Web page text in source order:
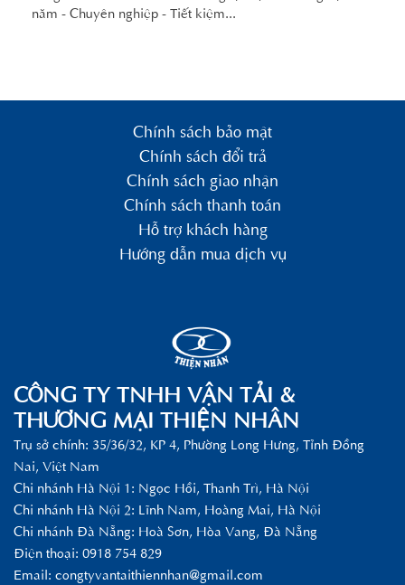
năm - Chuyên nghiệp - Tiết kiệm...
Chính sách bảo mật
Chính sách đổi trả
Chính sách giao nhận
Chính sách thanh toán
Hỗ trợ khách hàng
Hướng dẫn mua dịch vụ
CÔNG TY TNHH VẬN TẢI &
THƯƠNG MẠI THIỆN NHÂN
Trụ sở chính: 35/36/32, KP 4, Phường Long Hưng, Tỉnh Đồng
Nai, Việt Nam
Chi nhánh Hà Nội 1: Ngọc Hồi, Thanh Trì, Hà Nội
Chi nhánh Hà Nội 2: Lĩnh Nam, Hoàng Mai, Hà Nội
Chi nhánh Đà Nẵng: Hoà Sơn, Hòa Vang, Đà Nẵng
Điện thoại: 0918 754 829
Email: congtyvantaithiennhan@gmail.com